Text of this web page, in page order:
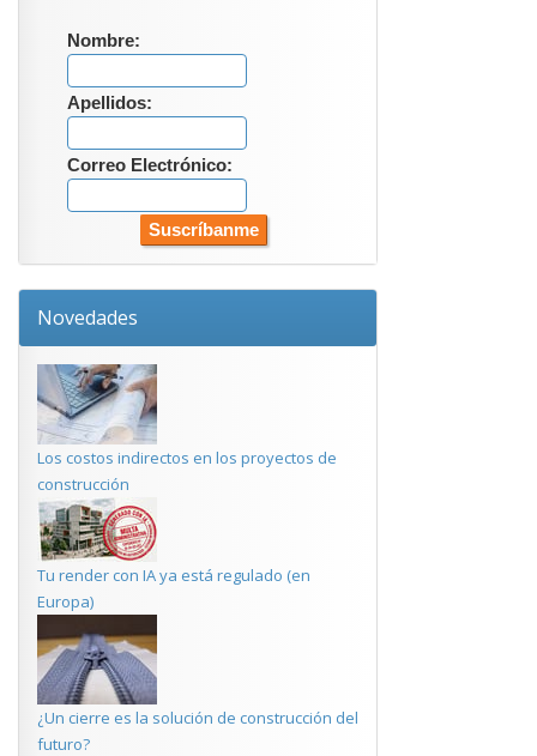
Nombre:
Apellidos:
Correo Electrónico:
Novedades
Los costos indirectos en los proyectos de
construcción
Tu render con IA ya está regulado (en
Europa)
¿Un cierre es la solución de construcción del
futuro?